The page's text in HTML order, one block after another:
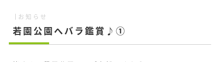
お知らせ
若園公園へバラ鑑賞♪①